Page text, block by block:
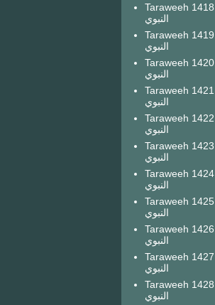
Taraweeh 1418 صلاة التراويح من المسجد
النبوي
Taraweeh 1419 صلاة التراويح من المسجد
النبوي
Taraweeh 1420 صلاة التراويح من المسجد
النبوي
Taraweeh 1421 صلاة التراويح من المسجد
النبوي
Taraweeh 1422 صلاة التراويح من المسجد
النبوي
Taraweeh 1423 صلاة التراويح من المسجد
النبوي
Taraweeh 1424 صلاة التراويح من المسجد
النبوي
Taraweeh 1425 صلاة التراويح من المسجد
النبوي
Taraweeh 1426 صلاة التراويح من المسجد
النبوي
Taraweeh 1427 صلاة التراويح من المسجد
النبوي
Taraweeh 1428 صلاة التراويح من المسجد
النبوي